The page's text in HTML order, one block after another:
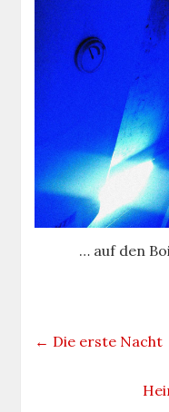
… auf den
← Die erste Nacht